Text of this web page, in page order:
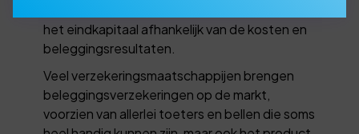
het eindkapitaal afhankelijk van de kosten en
beleggingsresultaten.
Veel verzekeringsmaatschappijen brengen
beleggingsverzekeringen op de markt,
voorzien van allerlei toeters en bellen die soms